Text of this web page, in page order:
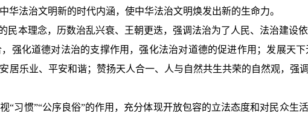
华法治文明新的时代内涵，使中华法治文明焕发出新的生命力。
民本理念，历数治乱兴衰、王朝更迭，强调法治为了人民、法治建
强化道德对法治的支撑作用，强化法治对道德的促进作用；发展天
居乐业、平安和谐；赞扬天人合一、人与自然共生共荣的自然观，强
“习惯”“公序良俗”的作用，充分体现开放包容的立法态度和对民众